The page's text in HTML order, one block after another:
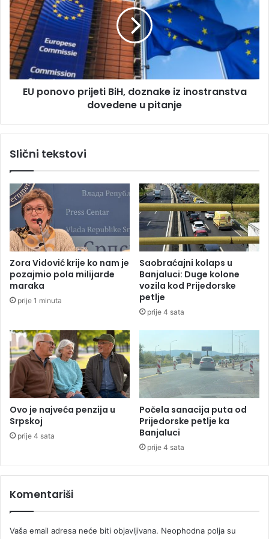
i
ć
u
z
s
l
a
z
n
i
i
o
p
e
n
i
u
p
o
n
o
v
o
p
i
H
,
o
z
a
k
i
i
n
o
s
t
r
a
n
s
o
d
EU ponovo prijeti BiH, doznake iz inostranstva
dovedene u pitanje
Slični tekstovi
Zora Vidović krije ko nam je
pozajmio pola milijarde
maraka
prije 1 minuta
Saobraćajni kolaps u
Banjaluci: Duge kolone
vozila kod Prijedorske
petlje
prije 4 sata
Ovo je najveća penzija u
Srpskoj
prije 4 sata
Počela sanacija puta od
Prijedorske petlje ka
Banjaluci
prije 4 sata
Komentariši
Vaša email adresa neće biti objavljivana. Neophodna polja su